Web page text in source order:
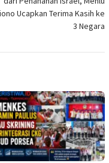
Ucapkan Terima Kasih ke
3 Negara